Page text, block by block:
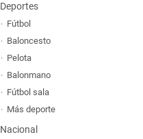
Deportes
Fútbol
Baloncesto
Pelota
Balonmano
Fútbol sala
Más deporte
Nacional